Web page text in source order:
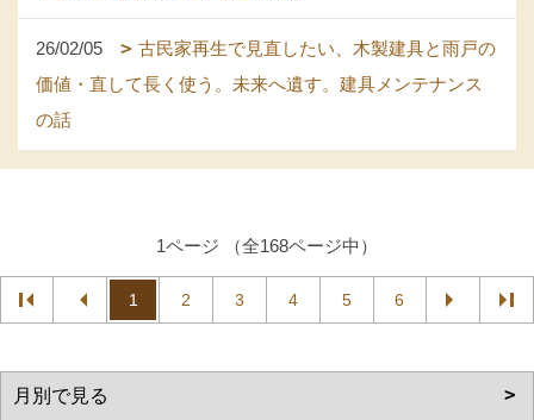
26/02/05
古民家再生で見直したい、木製建具と雨戸の
価値・直して長く使う。未来へ遺す。建具メンテナンス
の話
1ページ （全168ページ中）
1 2 3 4 5 6